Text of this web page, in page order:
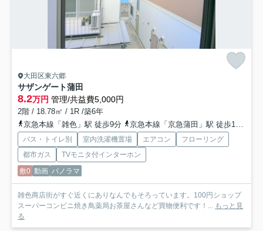
大田区東六郷
サザンゲート蒲田
8.2万円 管理/共益費5,000円
2階 / 18.78㎡ / 1R /築6年
京急本線「雑色」駅 徒歩9分
京急本線「京急蒲田」駅 徒歩16分
バス・トイレ別 室内洗濯機置場 エアコン
フローリング
都市ガス
TVモニタ付インターホン
敷0 動画 パノラマ
雑色商店街がすぐ近くにありなんでもそろっています。100円ショップ
スーパーコンビニ焼き鳥薬局お茶屋さんなど買物便利です！... もっと見
る